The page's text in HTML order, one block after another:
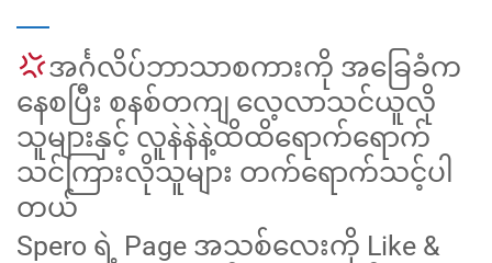
အင်္ဂလိပ်ဘာသာစကားကို အခြေခံက
နေစပြီး စနစ်တကျ လေ့လာသင်ယူလို
သူများနှင့် လူနဲနဲနဲ့ထိထိရောက်ရောက်
သင်ကြားလိုသူများ တက်ရောက်သင့်ပါ
တယ်
Spero ရဲ့ Page အသစ်လေးကို Like &